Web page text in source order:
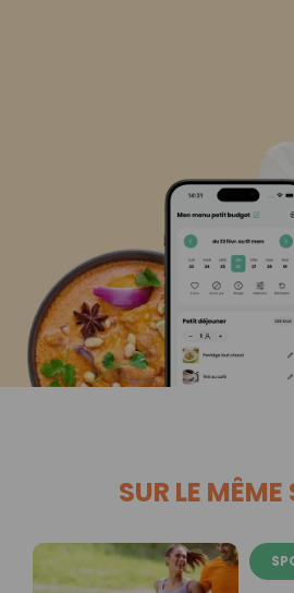
SUR LE MÊME